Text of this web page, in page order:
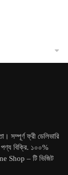
সম্পূর্ণ ফ্রী ডেলিভারি
পণ্য বিক্রি. ১০০%
Shop – টি ভিজিট